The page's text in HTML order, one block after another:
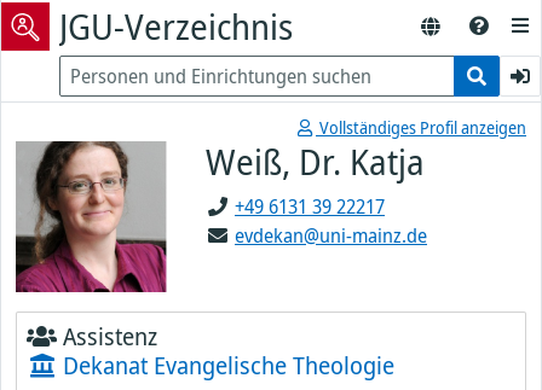
JGU-Verzeichnis
Vollständiges Profil anzeigen
Weiß, Dr. Katja
+49 6131 39 22217
evdekan@uni-mainz.de
Assistenz
Dekanat Evangelische Theologie